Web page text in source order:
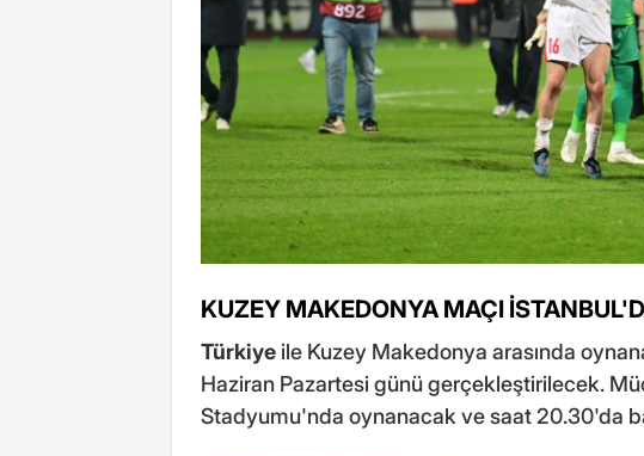
KUZEY MAKEDONYA MAÇI
Türkiye ile Kuzey Makedonya arasında
Haziran Pazartesi günü gerçekleştirilecek.
Stadyumu'nda oynanacak ve saat 20.30'da